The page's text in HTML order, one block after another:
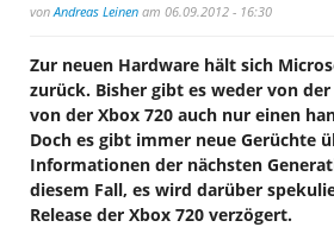
von Andreas Leinen am 06.09.2012 - 16:30
Zur neuen Hardware hält sich
zurück. Bisher gibt es weder von
von der Xbox 720 auch nur einen
Doch es gibt immer neue Gerüchte
Informationen der nächsten
diesem Fall, es wird darüber
Release der Xbox 720 verzögert.